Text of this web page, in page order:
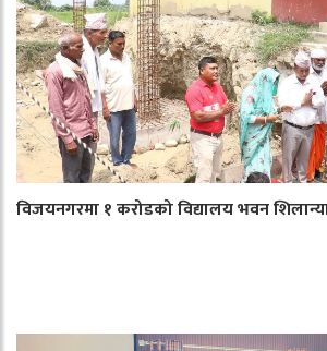
विजयनगरमा १ करोडको विद्यालय भवन